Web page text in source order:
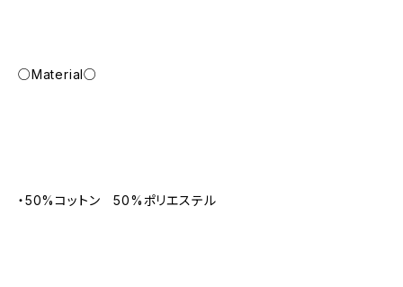
○Material○
・50%コットン 50%ポリエステル